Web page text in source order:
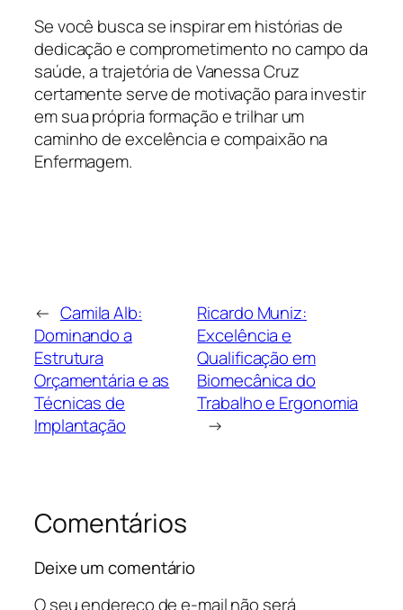
Se você busca se inspirar em histórias de
dedicação e comprometimento no campo da
saúde, a trajetória de Vanessa Cruz
certamente serve de motivação para investir
em sua própria formação e trilhar um
caminho de excelência e compaixão na
Enfermagem.
← Camila Alb:
Dominando a
Estrutura
Orçamentária e as
Técnicas de
Implantação
Ricardo Muniz:
Excelência e
Qualificação em
Biomecânica do
Trabalho e Ergonomia
→
Comentários
Deixe um comentário
O seu endereço de e-mail não será